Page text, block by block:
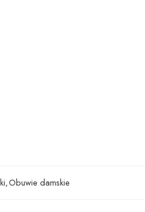
,Obuwie damskie